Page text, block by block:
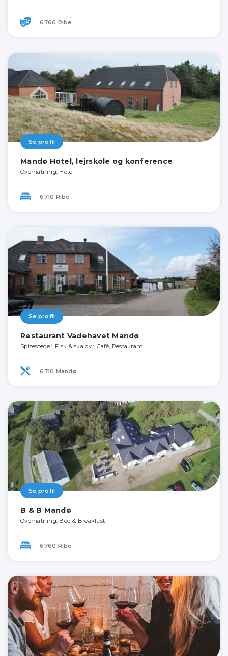
6760 Ribe
Se profil
Mandø Hotel, lejrskole og konference
Overnatning, Hotel
6710 Ribe
Se profil
Restaurant Vadehavet Mandø
Spisesteder, Fisk & skaldyr, Café, Restaurant
6710 Mandø
Se profil
B & B Mandø
Overnatning, Bed & Breakfast
6760 Ribe